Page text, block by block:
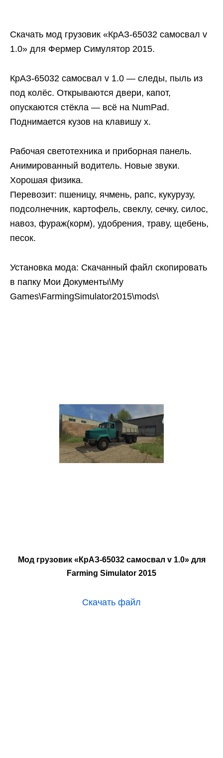
Скачать мод грузовик «КрАЗ-65032 самосвал v
1.0» для Фермер Симулятор 2015.
КрАЗ-65032 самосвал v 1.0 — следы, пыль из
под колёс. Открываются двери, капот,
опускаются стёкла — всё на NumPad.
Поднимается кузов на клавишу x.
Рабочая светотехника и приборная панель.
Анимированный водитель. Новые звуки.
Хорошая физика.
Перевозит: пшеницу, ячмень, рапс, кукурузу,
подсолнечник, картофель, свеклу, сечку, силос,
навоз, фураж(корм), удобрения, траву, щебень,
песок.
Установка мода: Скачанный файл скопировать
в папку Мои Документы\My
Games\FarmingSimulator2015\mods\
Мод грузовик «КрАЗ-65032 самосвал v 1.0» для
Farming Simulator 2015
Скачать файл